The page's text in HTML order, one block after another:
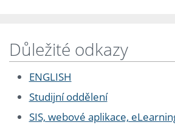
Důležité odkazy
ENGLISH
Studijní oddělení
SIS, webové aplikace,